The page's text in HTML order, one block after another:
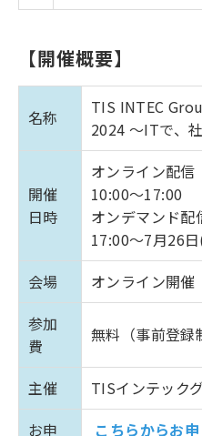
【開催概要】
名称
TIS INTEC
2024 ～ITで、
開催
日時
オンライン配
10:00～17:00
オンデマンド
17:00～7月26
会場
オンライン開催
参加
費
無料（事前登録
主催
TISインテック
お申
こちらからお